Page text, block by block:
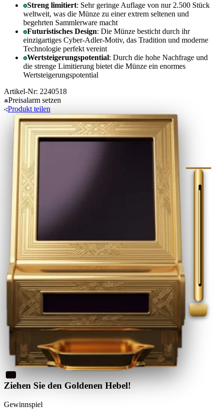
Streng limitiert: Sehr geringe Auflage von nur 2.500 Stück
weltweit, was die Münze zu einer extrem seltenen und
begehrten Sammlerware macht
Futuristisches Design: Die Münze besticht durch ihr
einzigartiges Cyber-Adler-Motiv, das Tradition und moderne
Technologie perfekt vereint
Wertsteigerungspotential: Durch die hohe Nachfrage und
die strenge Limitierung bietet die Münze ein enormes
Wertsteigerungspotential
Artikel-Nr: 2240518
Preisalarm setzen
Produkt teilen
Ziehen Sie den Goldenen Hebel!
Gewinnspiel